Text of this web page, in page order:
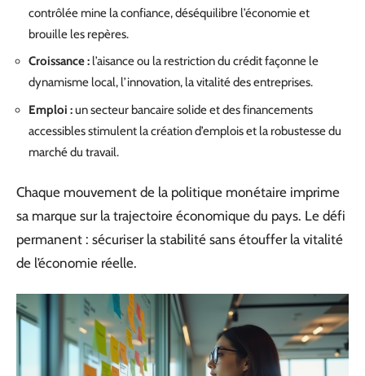
contrôlée mine la confiance, déséquilibre l’économie et
brouille les repères.
Croissance : l’aisance ou la restriction du crédit façonne le
dynamisme local, l’innovation, la vitalité des entreprises.
Emploi :un secteur bancaire solide et des financements
accessibles stimulent la création d’emplois et la robustesse du
marché du travail.
Chaque mouvement de la politique monétaire imprime
sa marque sur la trajectoire économique du pays. Le défi
permanent : sécuriser la stabilité sans étouffer la vitalité
de l’économie réelle.